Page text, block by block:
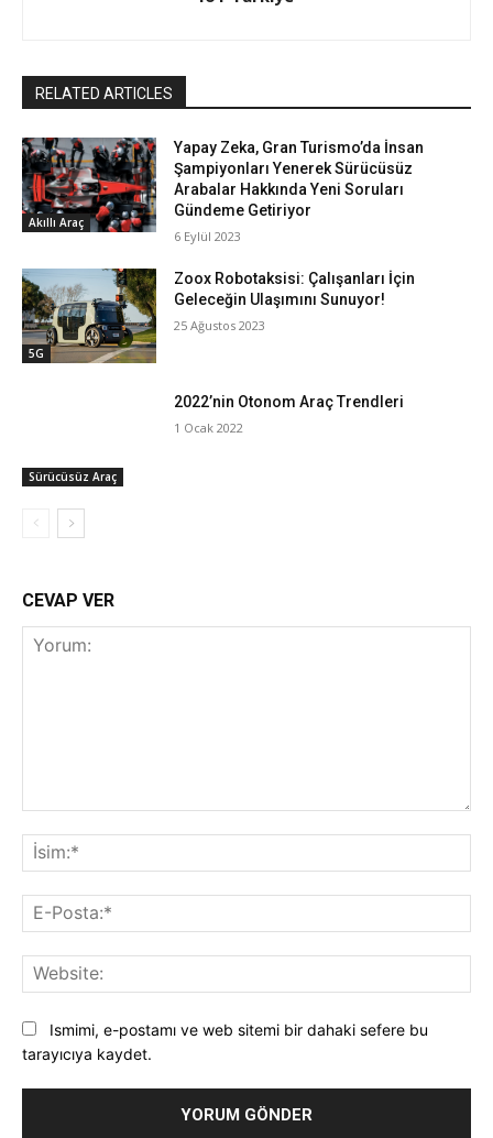
RELATED ARTICLES
Akıllı Araç
Yapay Zeka, Gran Turismo’da İnsan
Şampiyonları Yenerek Sürücüsüz
Arabalar Hakkında Yeni Soruları
Gündeme Getiriyor
6 Eylül 2023
5G
Zoox Robotaksisi: Çalışanları İçin
Geleceğin Ulaşımını Sunuyor!
25 Ağustos 2023
Sürücüsüz Araç
2022’nin Otonom Araç Trendleri
1 Ocak 2022
CEVAP VER
Ismimi, e-postamı ve web sitemi bir dahaki sefere bu
tarayıcıya kaydet.